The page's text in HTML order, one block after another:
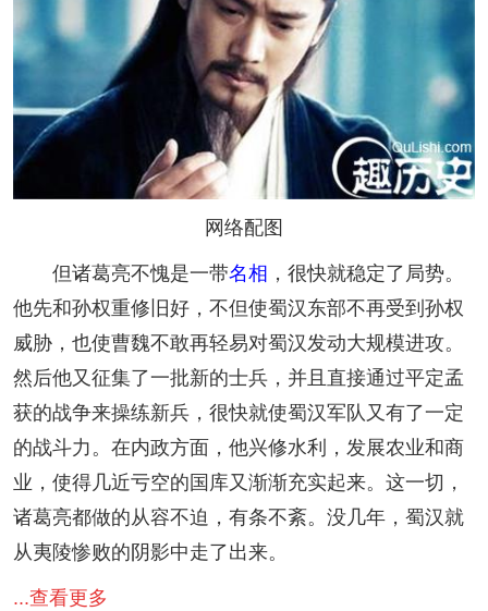
网络配图
但诸葛亮不愧是一带名相 ，很快就稳定了局势。
他先和孙权重修旧好，不但使蜀汉东部不再受到孙权
威胁，也使曹魏不敢再轻易对蜀汉发动大规模进攻。
然后他又征集了一批新的士兵，并且直接通过平定孟
获的战争来操练新兵，很快就使蜀汉军队又有了一定
的战斗力。在内政方面，他兴修水利，发展农业和商
业，使得几近亏空的国库又渐渐充实起来。这一切，
诸葛亮都做的从容不迫，有条不紊。没几年，蜀汉就
从夷陵惨败的阴影中走了出来。
...查看更多